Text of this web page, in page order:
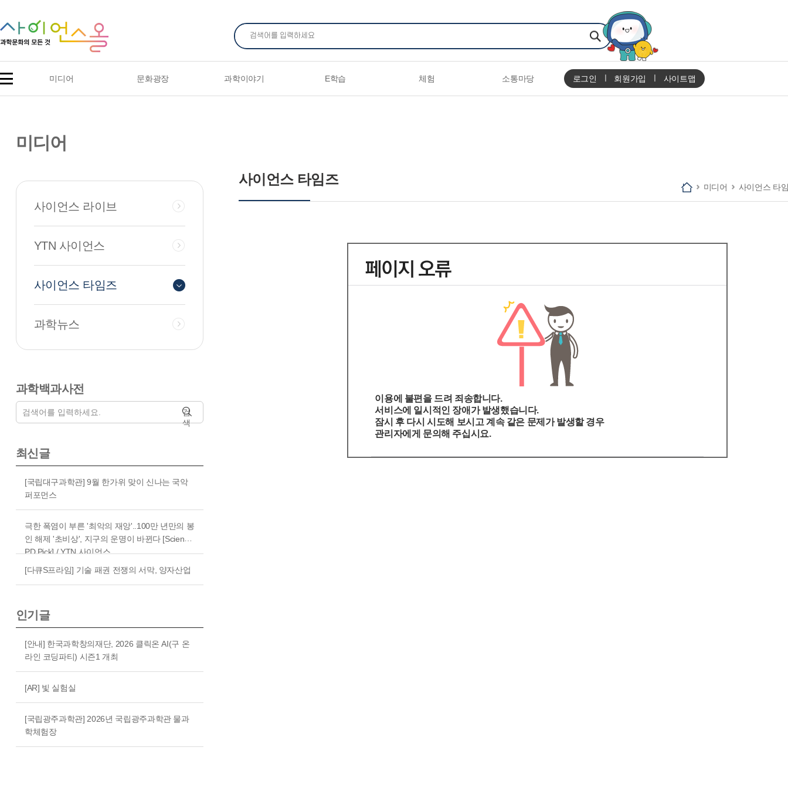
미디어 문화광장 과학이야기 E학습 체험 소통마당 로그인 회원가입 사이트맵
사이언스 타임즈
미디어 사이언스 타
미디어
사이언스 라이브
YTN 사이언스
사이언스 타임즈
과학뉴스
과학백과사전
검
색
최신글
[국립대구과학관] 9월 한가위 맞이 신나는 국악
퍼포먼스
극한 폭염이 부른 '최악의 재앙'..100만 년만의 봉
인 해제 '초비상', 지구의 운명이 바뀐다 [Science
PD Pick] / YTN 사이언스
[다큐S프라임] 기술 패권 전쟁의 서막, 양자산업
인기글
[안내] 한국과학창의재단, 2026 클릭온 AI(구 온
라인 코딩파티) 시즌1 개최
[AR] 빛 실험실
[국립광주과학관] 2026년 국립광주과학관 물과
학체험장
이용에 불편을 드려 죄송합니다.
서비스에 일시적인 장애가 발생했습니다.
잠시 후 다시 시도해 보시고 계속 같은 문제가 발생할 경우
관리자에게 문의해 주십시요.